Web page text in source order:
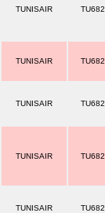
TUNISAIR TU682
TUNISAIR TU682
TUNISAIR TU682
TUNISAIR TU682
TUNISAIR TU682